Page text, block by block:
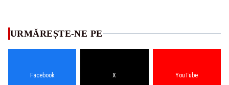
URMĂREȘTE-NE PE
Facebook X YouTube